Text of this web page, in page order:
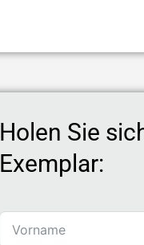
Holen Sie
Exemplar: